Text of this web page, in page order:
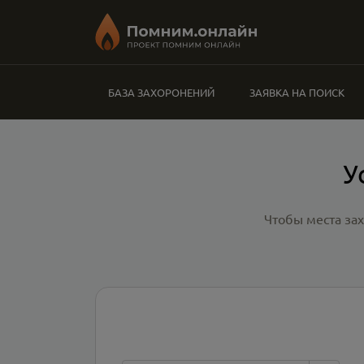
БАЗА ЗАХОРОНЕНИЙ ЗАЯВКА НА ПОИСК
Чтобы места